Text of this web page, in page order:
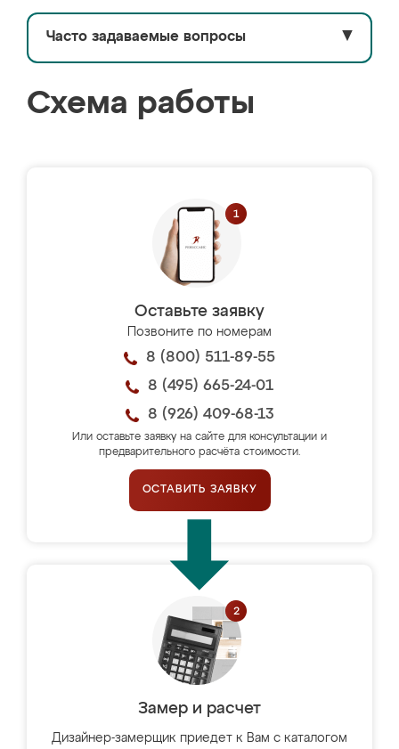
Часто задаваемые вопросы ▼
Схема работы
Оставьте заявку
Позвоните по номерам
8 (800) 511-89-55
8 (495) 665-24-01
8 (926) 409-68-13
Или оставьте заявку на сайте для консультации и
предварительного расчёта стоимости.
ОСТАВИТЬ ЗАЯВКУ
Замер и расчет
Дизайнер-замерщик приедет к Вам с каталогом